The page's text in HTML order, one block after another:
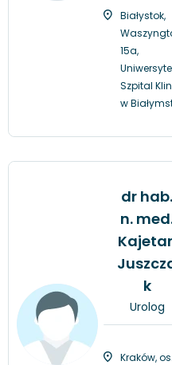
Białystok,
15a,
Szpital
w
dr hab.
n.
k
Urolog
Kraków,